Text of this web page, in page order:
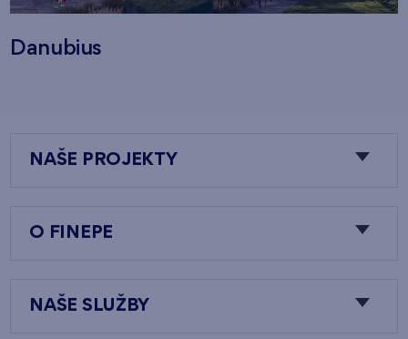
Danubius
NAŠE PROJEKTY
O FINEPE
NAŠE SLUŽBY